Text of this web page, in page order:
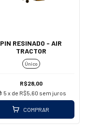
PIN RESINADO - AIR
TRACTOR
Único
R$28,00
5 x de R$5,60 sem juros
COMPRAR